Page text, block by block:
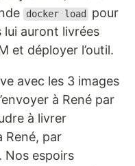
docker load
pour
lui auront livrées
et déployer l’outil.
avec les 3 images
à René par
à livrer
René, par
Nos espoirs